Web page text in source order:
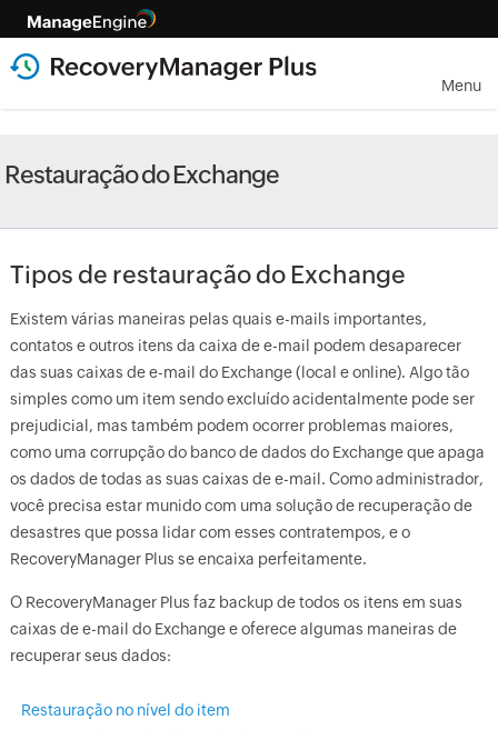
Menu
Restauração do Exchange
Tipos de restauração do Exchange
Existem várias maneiras pelas quais e-mails importantes,
contatos e outros itens da caixa de e-mail podem desaparecer
das suas caixas de e-mail do Exchange (local e online). Algo tão
simples como um item sendo excluído acidentalmente pode ser
prejudicial, mas também podem ocorrer problemas maiores,
como uma corrupção do banco de dados do Exchange que apaga
os dados de todas as suas caixas de e-mail. Como administrador,
você precisa estar munido com uma solução de recuperação de
desastres que possa lidar com esses contratempos, e o
RecoveryManager Plus se encaixa perfeitamente.
O RecoveryManager Plus faz backup de todos os itens em suas
caixas de e-mail do Exchange e oferece algumas maneiras de
recuperar seus dados:
Restauração no nível do item